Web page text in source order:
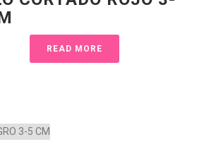
READ MORE